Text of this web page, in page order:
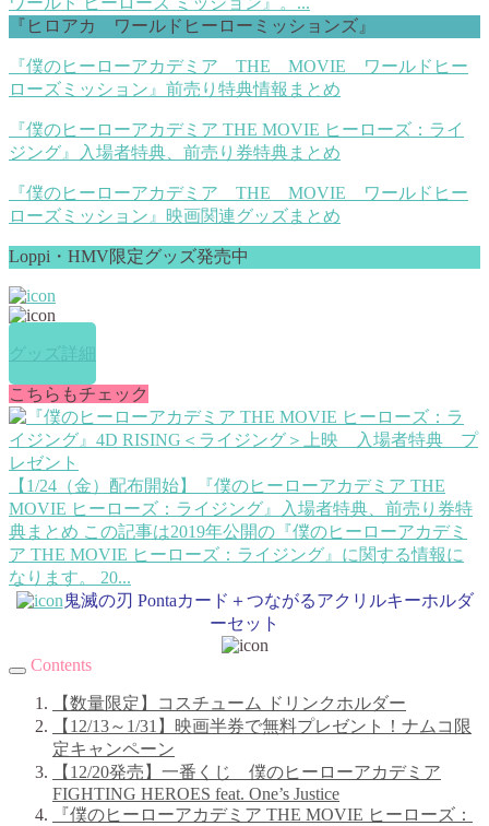
『ヒロアカ ワールドヒーローミッションズ』
『僕のヒーローアカデミア THE MOVIE ワールドヒー
ローズミッション』前売り特典情報まとめ
『僕のヒーローアカデミア THE MOVIE ヒーローズ：ライ
ジング』入場者特典、前売り券特典まとめ
『僕のヒーローアカデミア THE MOVIE ワールドヒー
ローズミッション』映画関連グッズまとめ
Loppi・HMV限定グッズ発売中
グッズ詳細
こちらもチェック
【1/24（金）配布開始】『僕のヒーローアカデミア THE
MOVIE ヒーローズ：ライジング』入場者特典、前売り券特
典まとめ この記事は2019年公開の『僕のヒーローアカデミ
ア THE MOVIE ヒーローズ：ライジング』に関する情報に
なります。 20...
鬼滅の刃 Pontaカード＋つながるアクリルキーホルダ
ーセット
Contents
【数量限定】コスチューム ドリンクホルダー
【12/13～1/31】映画半券で無料プレゼント！ナムコ限
定キャンペーン
【12/20発売】一番くじ 僕のヒーローアカデミア
FIGHTING HEROES feat. One’s Justice
『僕のヒーローアカデミア THE MOVIE ヒーローズ：